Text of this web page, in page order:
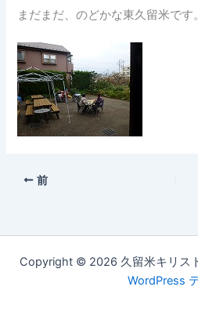
まだまだ、のどかな東久留米です。
前
Copyright © 2026 久留米キリス
WordPress